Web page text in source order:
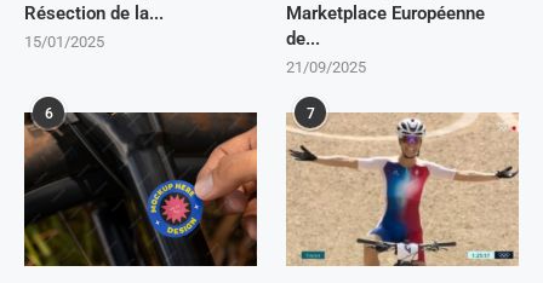
Résection de la...
15/01/2025
Marketplace Européenne
de...
21/09/2025
6 7